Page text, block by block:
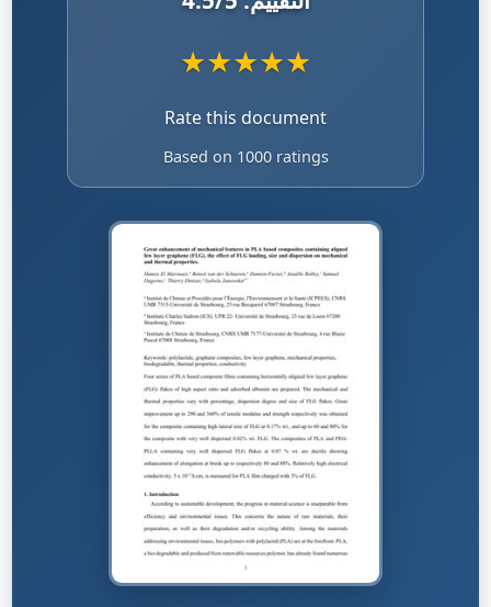
★
★
★
★
★
Rate this document
Based on 1000 ratings